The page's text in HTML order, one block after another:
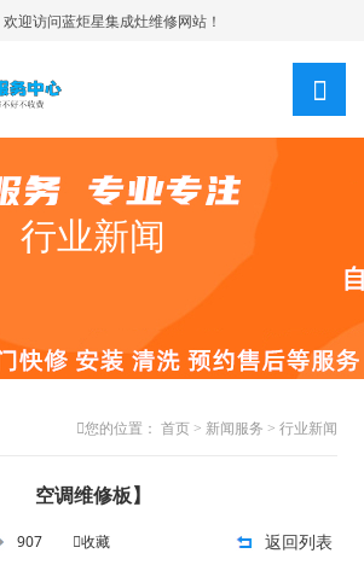
欢迎访问蓝炬星集成灶维修网站！
行业新闻
您的位置： 首页> 新闻服务 > 行业新闻
空调维修板】
907 收藏 返回列表